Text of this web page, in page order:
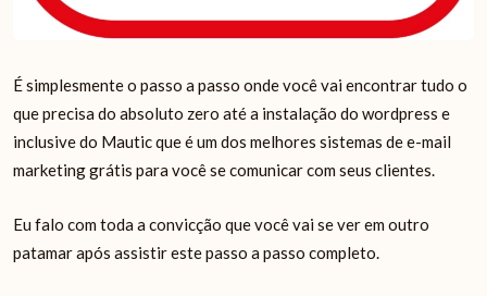
É simplesmente o passo a passo onde você vai encontrar tudo o
que precisa do absoluto zero até a instalação do wordpress e
inclusive do Mautic que é um dos melhores sistemas de e-mail
marketing grátis para você se comunicar com seus clientes.
Eu falo com toda a convicção que você vai se ver em outro
patamar após assistir este passo a passo completo.